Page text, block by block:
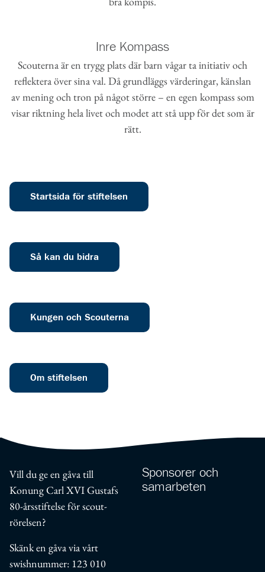
Inre Kompass
Scouterna är en trygg plats där barn vågar ta initiativ och
reflektera över sina val. Då grundläggs värderingar, känslan
av mening och tron på något större – en egen kompass som
visar riktning hela livet och modet att stå upp för det som är
rätt.
Startsida för stiftelsen
Så kan du bidra
Kungen och Scouterna
Om stiftelsen
Vill du ge en gåva till
Konung Carl XVI Gustafs
80-års­stiftelse för scout­
rörelsen?
Skänk en gåva via vårt
swishnummer: 123 010
Sponsorer och
samarbeten